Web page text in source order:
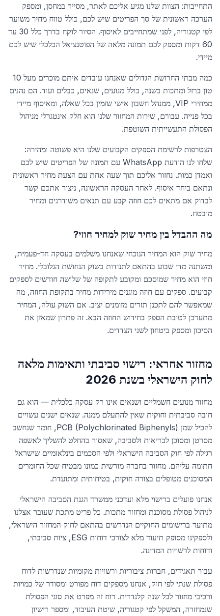
התחייבות: הצוות שלנו מגיע אליכם לאתר, מסייר במחסן, ומספק
הערכה ראשונית של סך הפריטים שיש לכם, כולל טווח מחיר משוער
לפי קטגוריה, לפני שמתחייבים לאיסוף. הסיור לוקח בדרך כלל 30 עד
60 דקות ומספק לכם תמונה מלאה של הפוטנציאל הכלכלי שיש לכם
מיידי.
כמה מבתי החרושת הגדולים שאנחנו עובדים איתם מוכרים מעל 10
טון ברזל ומתכות בשנה, כולל מנועים, שנאים, כבלים ועוד. הם נהנים
ממחירי VIP, ממנהל חשבון אישי שזמין בכל שאלה, ומאיסוף מיידי
בכל פנייה. עבורם, שירות המחזור שלנו הוא חלק אינטגרלי מניהול
הפסולת התעשייתית השוטפת.
הצטרפות לרשימת הספקים הקבועים שלנו היא פשוטה ומהירה:
שלחו לנו הודעת WhatsApp עם תמונה של הפריטים שיש לכם
ואמדן כמות. נחזור אליכם תוך שעה אחת עם הצעת מחיר ראשונית
ונתאם ביחד איסוף. לאחר העסקה הראשונה, ניצור אתכם קשר
לבדוק אם מתאים לכם חוזה קבע עם תנאים משודרגים ומחיר
מובטח.
מה ההבדל בין מחיר שוק למחיר חוזי?
מחיר שוק הוא המחיר הנוכחי שאנחנו משלמים בעסקה חד-פעמית,
ומשתנה מדי שבוע בהתאם לתנודות בשוק הנחושת הגלובלי. מחיר
חוזי הוא מחיר שמוסכם ומקובע לתקופה של שלושה חודשים לספקים
קבועים. ספקים עם חוזה מוגנים מירידות מחיר בתקופת החוזה, מה
שמאפשר להם לתכנן תזרים מזומנים יציב. אם השוק עולה, המחיר
מתעדכן לטובת הספק בחידוש החוזה הבא. זה פתרון שמאזן את
הסיכון ומספק ביטחון לשני הצדדים.
מחזור אחראי: רישוי סביבתי ותאימות מלאה
לחוק הישראלי בשנת 2026
מחזור מנועים חשמליים ושנאים אינו רק עסקה כלכלית — הוא גם
חובה סביבתית וחוקית שאין להתעלם ממנה. שנאים ישנים עשויים
להכיל שמן PCB (Polychlorinated Biphenyls), חומר שנחשב
מסרטן ומסוכן לבריאות ולסביבה, שאסור בהחלט להשליך לאשפה
רגילה לפי חוק הסביבה הישראלי ולפי הסכמים בינלאומיים שישראל
חתומה עליהם. מחזור בחברה מורשית כמונו מבטיח שכל החומרים
המסוכנים מטופלים בצורה חוקית, בטיחותית ומתועדת.
אנחנו פועלים ברישוי מלא ועדכני ממשרד הגנת הסביבה הישראלי
לניהול פסולת מסוכנת ומחזור מתכות. כל פריט מתכת שעובר אצלנו
מתועד ברישומים החוקיים הנדרשים בהתאם לחוק המחזור הישראלי,
ולספקינו מסופק תיעוד מלא לצורכי דוחות ESG, ציות סביבתי,
ודוחות לרשויות המדינה.
עבור תאגידים, חברות ציבוריות ורשויות מקומיות שנדרשות לדוח
פסולת שנתי לפי חוק, אנחנו מספקים דוח מפורט ומסודר של כמויות
ורכיבי מחזור לכל שנה קלנדרית. דוח זה מפרט את סוגי הפסולת
שנמחזרה, המשקל לפי קטגוריה, שיטת העיבוד, ומספר רישיון